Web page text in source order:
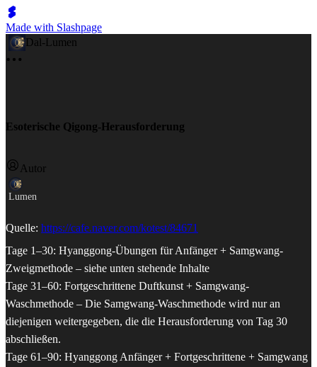
Made with Slashpage
Dal-Lumen
Esoterische Qigong-Herausforderung
Autor
Lumen
Quelle: https://cafe.naver.com/kotest/84671
Tage 1–30: Hyanggong-Übungen für Anfänger + Samgwang-
Zweigmethode – siehe unten stehende Inhalte
Tage 31–60: Fortgeschrittene Duftkunst + Samgwang-
Waschmethode – Die Samgwang-Waschmethode wird nur an
diejenigen weitergegeben, die die Herausforderung von Tag 30
abschließen.
Tage 61–90: Hyanggong Anfänger + Fortgeschrittene + Samgwang